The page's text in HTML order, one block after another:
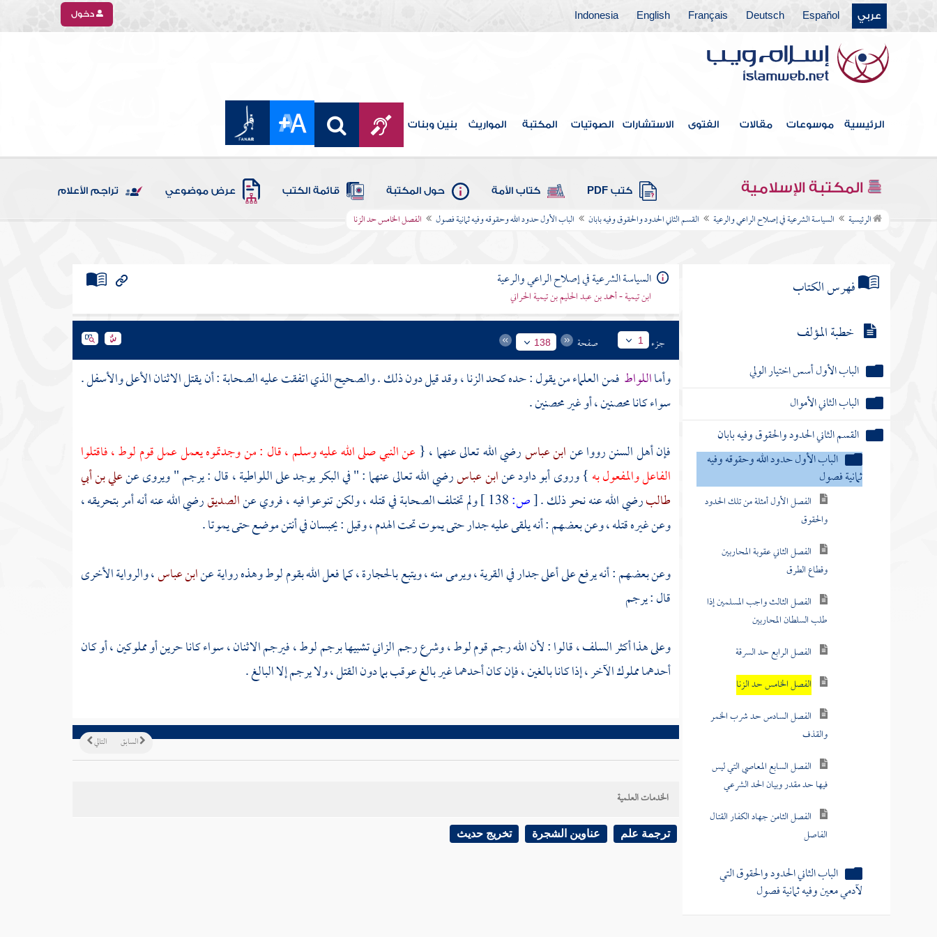
عربي Español
Deutsch
Français
English
Indonesia دخول
الرئيسية موسوعات مقالات الفتوى الاستشارات الصوتيات المكتبة المواريث بنين وبنات
المكتبة الإسلامية كتب PDF كتاب الأمة حول المكتبة قائمة الكتب عرض موضوعي تراجم الأعلام
الرئيسية السياسة الشرعية في إصلاح الراعي والرعية القسم الثاني الحدود والحقوق وفيه بابان الباب الأول حدود الله وحقوقه وفيه ثمانية فصول الفصل الخامس حد الزنا
فهرس الكتاب
خطبة المؤلف
الباب الأول أسس اختيار الولي
الباب الثاني الأموال
القسم الثاني الحدود والحقوق وفيه بابان
الباب الأول حدود الله وحقوقه وفيه
ثمانية فصول
الفصل الأول أمثلة من تلك الحدود
والحقوق
الفصل الثاني عقوبة المحاربين
وقطاع الطرق
الفصل الثالث واجب المسلمين إذا
طلب السلطان المحاربين
الفصل الرابع حد السرقة
الفصل الخامس حد الزنا
الفصل السادس حد شرب الخمر
والقذف
الفصل السابع المعاصي التي ليس
فيها حد مقدر وبيان الحد الشرعي
الفصل الثامن جهاد الكفار القتال
الفاصل
الباب الثاني الحدود والحقوق التي
لآدمي معين وفيه ثمانية فصول
السياسة الشرعية في إصلاح الراعي والرعية
ابن تيمية - أحمد بن عبد الحليم بن تيمية الحراني
جزء 1 صفحة 138
وأمااللواط فمن العلماء من يقول : حده كحد الزنا ، وقد قيل دون ذلك . والصحيح الذي اتفقت عليه الصحابة : أن يقتل الاثنان الأعلى والأسفل .
سواء كانا محصنين ، أو غير محصنين .
فإن أهل السنن رووا عنابن عباسرضي الله تعالى عنهما ، {عن النبي صلى الله عليه وسلم ، قال : من وجدتموه يعمل عمل قوم لوط ، فاقتلوا
الفاعل والمفعول به} وروىأبو داودعنابن عباسرضي الله تعالى عنهما : " في البكر يوجد على اللواطية ، قال : يرجم " ويروى عنعلي بن أبي
طالبرضي الله عنه نحو ذلك .[ص: ولم تختلف الصحابة في قتله ، ولكن تنوعوا فيه ، فروي عنالصديقرضي الله عنه أنه أمر بتحريقه ،
وعن غيره قتله ، وعن بعضهم : أنه يلقى عليه جدار حتى يموت تحت الهدم ، وقيل : يحبسان في أنتن موضع حتى يموتا .
وعن بعضهم : أنه يرفع على أعلى جدار في القرية ، ويرمى منه ، ويتبع بالحجارة ، كما فعل الله بقوملوطوهذه رواية عنابن عباس، والرواية الأخرى
قال : يرجم
وعلى هذا أكثر السلف ، قالوا : لأن الله رجمقوم لوط، وشرع رجم الزاني تشبيها برجملوط، فيرجم الاثنان ، سواء كانا حرين أو مملوكين ، أو كان
أحدهما مملوك الآخر ، إذا كانا بالغين ، فإن كان أحدهما غير بالغ عوقب بما دون القتل ، ولا يرجم إلا البالغ .
التالي السابق
الخدمات العلمية
ترجمة علم عناوين الشجرة تخريج حديث